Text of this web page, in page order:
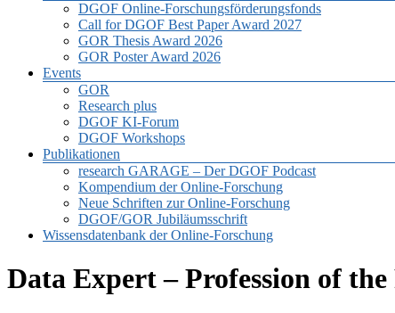
DGOF Online-Forschungsförderungsfonds
Call for DGOF Best Paper Award 2027
GOR Thesis Award 2026
GOR Poster Award 2026
Events
GOR
Research plus
DGOF KI-Forum
DGOF Workshops
Publikationen
research GARAGE – Der DGOF Podcast
Kompendium der Online-Forschung
Neue Schriften zur Online-Forschung
DGOF/GOR Jubiläumsschrift
Wissensdatenbank der Online-Forschung
Data Expert – Profession of